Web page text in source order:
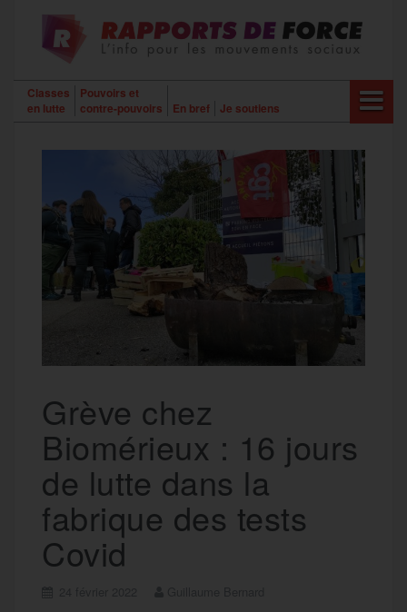
contenu
Classes
en lutte
Pouvoirs et
contre-pouvoirs
En bref Je soutiens
Grève chez
Biomérieux : 16 jours
de lutte dans la
fabrique des tests
Covid